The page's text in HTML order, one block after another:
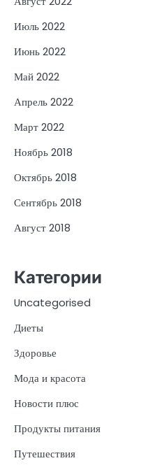
Июль 2022
Июнь 2022
Май 2022
Апрель 2022
Март 2022
Ноябрь 2018
Октябрь 2018
Сентябрь 2018
Август 2018
Категории
Uncategorised
Диеты
Здоровье
Мода и красота
Новости плюс
Продукты питания
Путешествия